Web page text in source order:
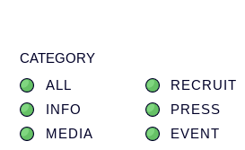
CATEGORY
ALL
RECRUIT
INFO
PRESS
MEDIA
EVENT